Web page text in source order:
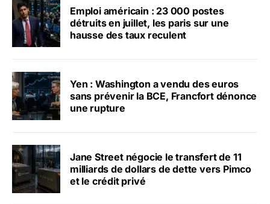
Emploi américain : 23 000 postes
détruits en juillet, les paris sur une
hausse des taux reculent
Yen : Washington a vendu des euros
sans prévenir la BCE, Francfort dénonce
une rupture
Jane Street négocie le transfert de 11
milliards de dollars de dette vers Pimco
et le crédit privé